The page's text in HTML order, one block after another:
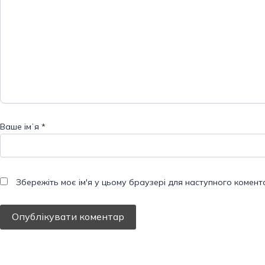
Ваше імʼя *
Збережіть моє ім'я у цьому браузері для наступного